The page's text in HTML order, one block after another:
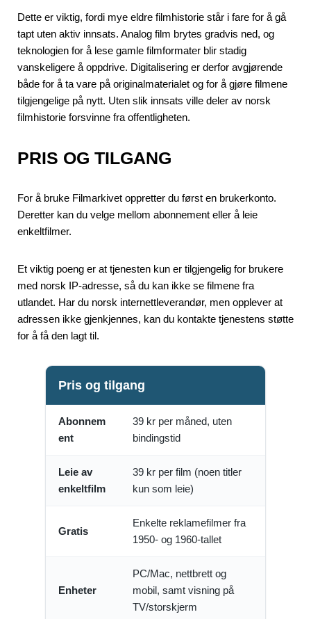
Dette er viktig, fordi mye eldre filmhistorie står i fare for å gå
tapt uten aktiv innsats. Analog film brytes gradvis ned, og
teknologien for å lese gamle filmformater blir stadig
vanskeligere å oppdrive. Digitalisering er derfor avgjørende
både for å ta vare på originalmaterialet og for å gjøre filmene
tilgjengelige på nytt. Uten slik innsats ville deler av norsk
filmhistorie forsvinne fra offentligheten.
PRIS OG TILGANG
For å bruke Filmarkivet oppretter du først en brukerkonto.
Deretter kan du velge mellom abonnement eller å leie
enkeltfilmer.
Et viktig poeng er at tjenesten kun er tilgjengelig for brukere
med norsk IP-adresse, så du kan ikke se filmene fra
utlandet. Har du norsk internettleverandør, men opplever at
adressen ikke gjenkjennes, kan du kontakte tjenestens støtte
for å få den lagt til.
Pris og tilgang
Abonnem
ent
39 kr per måned, uten
bindingstid
Leie av
enkeltfilm
39 kr per film (noen titler
kun som leie)
Gratis
Enkelte reklamefilmer fra
1950- og 1960-tallet
Enheter
PC/Mac, nettbrett og
mobil, samt visning på
TV/storskjerm